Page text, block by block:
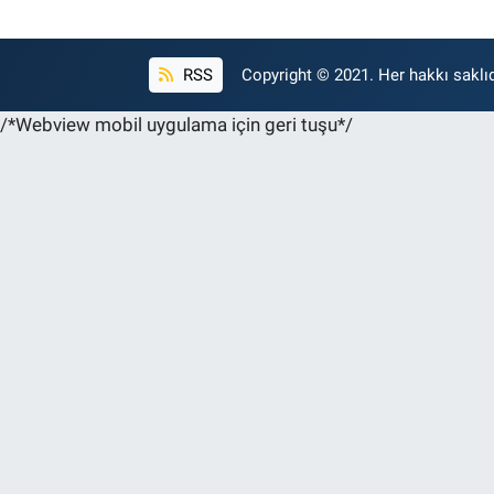
RSS Copyright © 2021. Her hakkı
/*Webview mobil uygulama için geri tuşu*/